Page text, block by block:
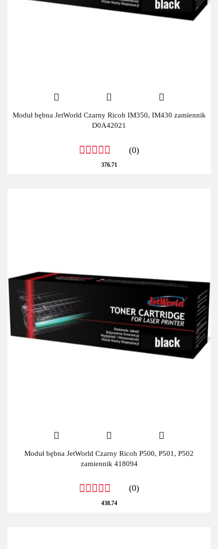
Moduł bębna JetWorld Czarny Ricoh IM350, IM430 zamiennik
D0A42021
(0)
376.71
Moduł bębna JetWorld Czarny Ricoh P500, P501, P502
zamiennik 418094
(0)
438.74